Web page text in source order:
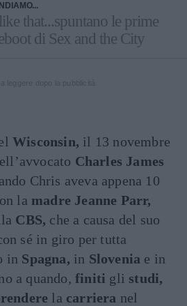
that...spuntano le prime
di Sex and the City
Wisconsin, il 13 novembre
Charles James
Chris aveva appena 10
la madre Jeanne Parr,
CBS, che a causa del suo
sé in giro per tutta
in Spagna, in Slovenia e in
a quando,finiti gli studi,
la carriera nel